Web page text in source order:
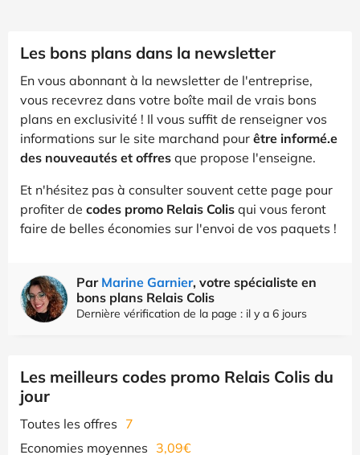
Les bons plans dans la newsletter
En vous abonnant à la newsletter de l'entreprise,
vous recevrez dans votre boîte mail de vrais bons
plans en exclusivité ! Il vous suffit de renseigner vos
informations sur le site marchand pour être informé.e
des nouveautés et offres que propose l'enseigne.
Et n'hésitez pas à consulter souvent cette page pour
profiter de codes promo Relais Colis qui vous feront
faire de belles économies sur l'envoi de vos paquets !
Par Marine Garnier, votre spécialiste en
bons plans Relais Colis
Dernière vérification de la page : il y a 6 jours
Les meilleurs codes promo Relais Colis du
jour
Toutes les offres 7
Economies moyennes 3,09€